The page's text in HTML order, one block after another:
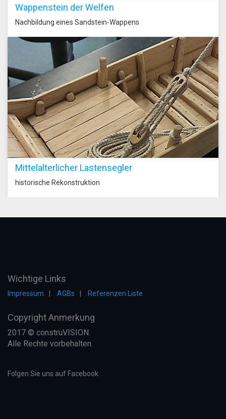
Wappenstein der Welfen
Nachbildung eines Sandstein-Wappens
Mittelalterlicher Lastensegler
historische Rekonstruktion
Wichtige Links
Impressum AGBs Referenzen Liste
Copyright Anmerkung
2017 © construVISION.
Alle Rechte vorbehalten.
Folgen Sie uns auf Facebook